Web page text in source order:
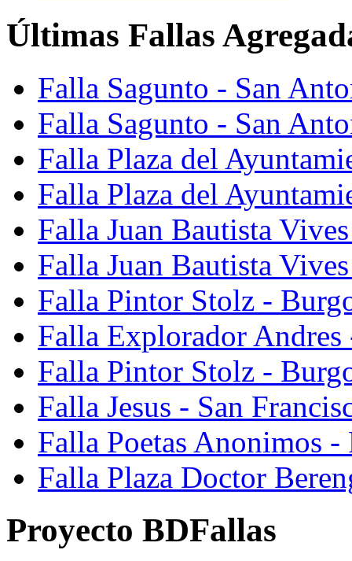
Últimas Fallas
Falla Sagunto - San
Falla Sagunto - San
Falla Plaza del
Falla Plaza del
Falla Juan Bautista
Falla Juan Bautista
Falla Pintor Stolz -
Falla Explorador Andres
Falla Pintor Stolz -
Falla Jesus - San
Falla Poetas Anonimos
Falla Plaza Doctor
Proyecto BDFallas